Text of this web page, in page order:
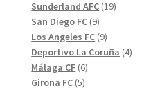
Sunderland AFC 1919
San Diego FC 99
produkter
Los Angeles FC 99
produkter
Deportivo La Coruña 44
Málaga CF 66
Girona FC 55